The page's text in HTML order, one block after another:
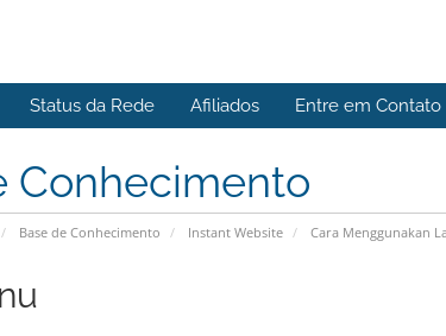
Status da Rede Afiliados Entre em Contato
Conhecimento
Base de Conhecimento Instant Website Cara Menggunakan